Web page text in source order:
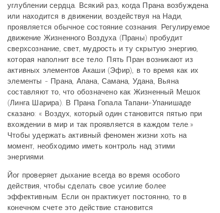
углублении сердца. Всякий раз, когда Прана возбуждена
или находится в движении, воздействуя на Нади,
проявляется обычное состояние сознания. Регулируемое
движение Жизненного Воздуха (Праны) пробудит
сверхсознание, свет, мудрость и ту скрытую энергию,
которая наполнит все тело. Пять Пран возникают из
активных элементов Акаши (Эфир), в то время как их
элементы - Прана, Апана, Самана, Удана, Вьяна
составляют то, что обозначено как Жизненный Мешок
(Линга Шарира). В Прана Гопала Тапани-Упанишаде
сказано: « Воздух, который один становится пятью при
вхождении в мир и так проявляется в каждом теле.»
Чтобы удержать активный феномен жизни хоть на
момент, необходимо иметь контроль над этими
энергиями.
Йог проверяет дыхание всегда во время особого
действия, чтобы сделать свое усилие более
эффективным. Если он практикует постоянно, то в
конечном счете это действие становится